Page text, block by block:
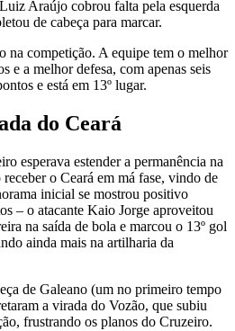
Araújo cobrou falta pela esquerda
de cabeça para marcar.
na competição. A equipe tem o melhor
e a melhor defesa, com apenas seis
e está em 13º lugar.
do Ceará
esperava estender a permanência na
o Ceará em má fase, vindo de
inicial se mostrou positivo
– o atacante Kaio Jorge aproveitou
na saída de bola e marcou o 13º gol
ainda mais na artilharia da
de Galeano (um no primeiro tempo
a virada do Vozão, que subiu
frustrando os planos do Cruzeiro.